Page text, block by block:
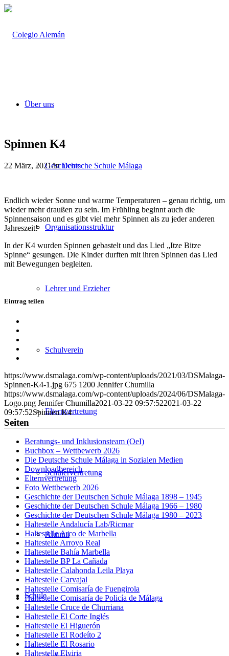
Über uns
Geschichte
Organisationsstruktur
Lehrer und Erzieher
Schulverein
Elternvertretung
Schülervertretung
Alumni
Schule
Spinnen K4
22 März, 2021/inDeutsche Schule Málaga
Endlich wieder Sonne und warme Temperaturen – genau richtig, um
wieder mehr draußen zu sein. Im Frühling beginnt auch die
Spinnensaison und es gibt viel mehr Spinnen als zu jeder anderen
Jahreszeit!
In der K4 wurden Spinnen gebastelt und das Lied „Itze Bitze
Spinne“ gesungen. Die Kinder durften mit ihren Spinnen das Lied
mit Bewegungen begleiten.
Eintrag teilen
Teilen
Mail
teilen
https://www.dsmalaga.com/wp-content/uploads/2021/03/DSMalaga-
Spinnen-K4-1.jpg 675 1200 Jennifer Chumilla
https://www.dsmalaga.com/wp-content/uploads/2024/06/DSMalaga-
Logo.png Jennifer Chumilla2021-03-22 09:57:522021-03-22
09:57:52Spinnen K4
Seiten
Beratungs- und Inklusionsteam (OeI)
Buchbox – Wettbewerb 2026
Die Deutsche Schule Málaga in Sozialen Medien
Downloadbereich
Elternvertretung
Foto Wettbewerb 2026
Geschichte der Deutschen Schule Málaga 1898 – 1945
Geschichte der Deutschen Schule Málaga 1966 – 1980
Geschichte der Deutschen Schule Málaga 1980 – 2023
Haltestelle Andalucía Lab/Ricmar
Haltestelle Arco de Marbella
Haltestelle Arroyo Real
Haltestelle Bahía Marbella
Haltestelle BP La Cañada
Haltestelle Calahonda Leila Playa
Haltestelle Carvajal
Haltestelle Comisaría de Fuengirola
Haltestelle Comisaría de Policía de Málaga
Haltestelle Cruce de Churriana
Haltestelle El Corte Inglés
Haltestelle El Higuerón
Haltestelle El Rodeíto 2
Haltestelle El Rosario
Haltestelle Elviria